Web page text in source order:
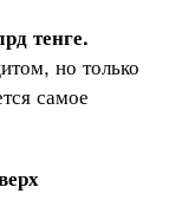
тенге.
но только
самое